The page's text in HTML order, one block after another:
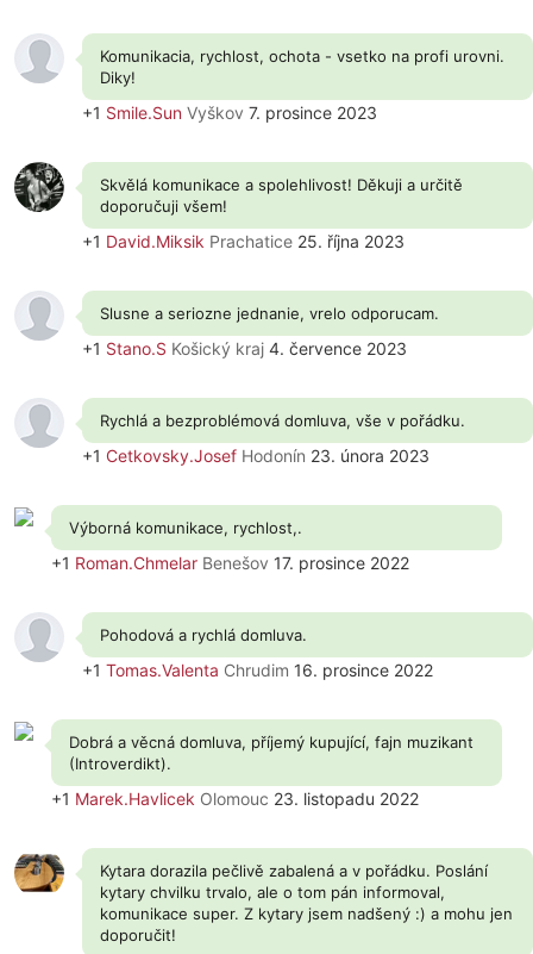
Komunikacia, rychlost, ochota - vsetko na profi urovni.
Diky!
+1 Smile.Sun Vyškov 7. prosince 2023
Skvělá komunikace a spolehlivost! Děkuji a určitě
doporučuji všem!
+1 David.Miksik Prachatice 25. října 2023
Slusne a seriozne jednanie, vrelo odporucam.
+1 Stano.S Košický kraj 4. července 2023
Rychlá a bezproblémová domluva, vše v pořádku.
+1 Cetkovsky.Josef Hodonín 23. února 2023
Výborná komunikace, rychlost,.
+1 Roman.Chmelar Benešov 17. prosince 2022
Pohodová a rychlá domluva.
+1 Tomas.Valenta Chrudim 16. prosince 2022
Dobrá a věcná domluva, příjemý kupující, fajn muzikant
(Introverdikt).
+1 Marek.Havlicek Olomouc 23. listopadu 2022
Kytara dorazila pečlivě zabalená a v pořádku. Poslání
kytary chvilku trvalo, ale o tom pán informoval,
komunikace super. Z kytary jsem nadšený :) a mohu jen
doporučit!